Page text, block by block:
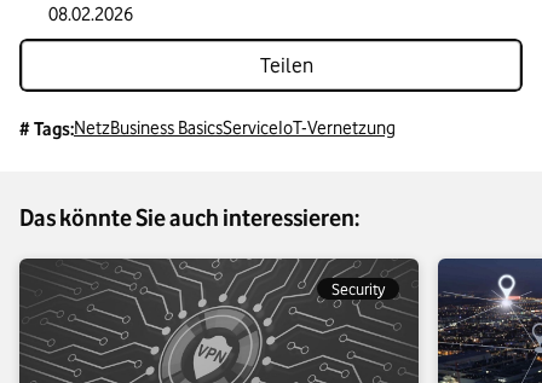
beraten.
08.02.2026
Teilen
# Tags:NetzBusiness BasicsServiceIoT-Vernetzung
Das könnte Sie auch interessieren:
Security